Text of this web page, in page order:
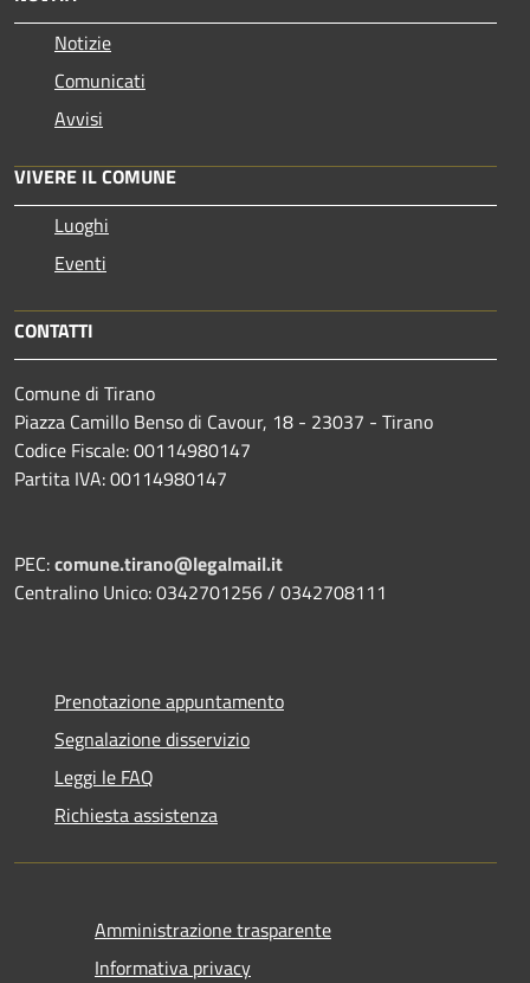
Notizie
Comunicati
Avvisi
VIVERE IL COMUNE
Luoghi
Eventi
CONTATTI
Comune di Tirano
Piazza Camillo Benso di Cavour, 18 - 23037 - Tirano
Codice Fiscale: 00114980147
Partita IVA: 00114980147
PEC:comune.tirano@legalmail.it
Centralino Unico: 0342701256 / 0342708111
Prenotazione appuntamento
Segnalazione disservizio
Leggi le FAQ
Richiesta assistenza
Amministrazione trasparente
Informativa privacy